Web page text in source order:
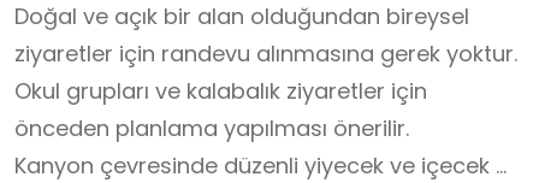
Doğal ve açık bir alan olduğundan bireysel
ziyaretler için randevu alınmasına gerek yoktur.
Okul grupları ve kalabalık ziyaretler için
önceden planlama yapılması önerilir.
Kanyon çevresinde düzenli yiyecek ve içecek